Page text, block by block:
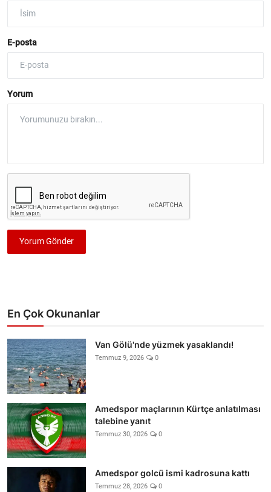
E-posta
Yorum
Yorum Gönder
En Çok Okunanlar
Van Gölü'nde yüzmek yasaklandı!
Temmuz 9, 2026 0
Amedspor maçlarının Kürtçe anlatılması
talebine yanıt
Temmuz 30, 2026 0
Amedspor golcü ismi kadrosuna kattı
Temmuz 28, 2026 0